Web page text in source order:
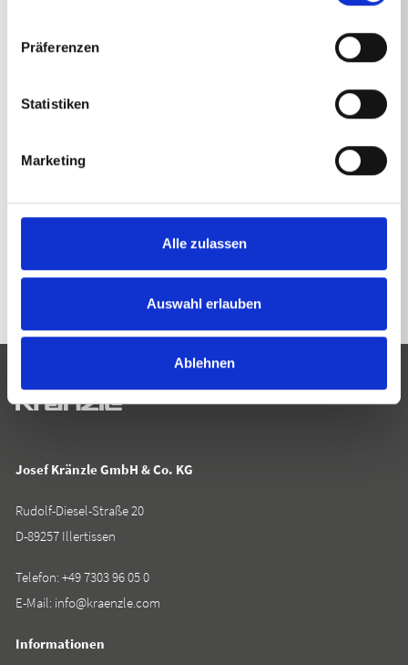
Präferenzen
Statistiken
Marketing
Alle zulassen
Auswahl erlauben
Ablehnen
TECHNISCHE ANGABEN
ZURÜCK ZUR LISTE
Josef Kränzle GmbH & Co. KG
Rudolf-Diesel-Straße 20
D-89257 Illertissen
Telefon:+49 7303 96 05 0
E-Mail: info@kraenzle.com
Informationen